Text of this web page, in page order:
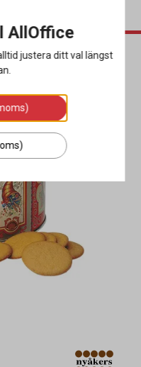
AllOffice
justera ditt val längst